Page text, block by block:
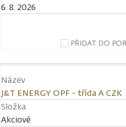
6. 8. 2026
PŘIDAT DO
Název
J&T ENERGY OPF - třída A CZK
Složka
Akciové